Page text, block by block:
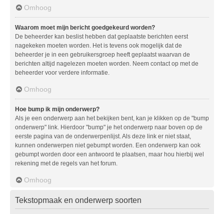
Omhoog
Waarom moet mijn bericht goedgekeurd worden?
De beheerder kan beslist hebben dat geplaatste berichten eerst
nagekeken moeten worden. Het is tevens ook mogelijk dat de
beheerder je in een gebruikersgroep heeft geplaatst waarvan de
berichten altijd nagelezen moeten worden. Neem contact op met de
beheerder voor verdere informatie.
Omhoog
Hoe bump ik mijn onderwerp?
Als je een onderwerp aan het bekijken bent, kan je klikken op de "bump
onderwerp" link. Hierdoor "bump" je het onderwerp naar boven op de
eerste pagina van de onderwerpenlijst. Als deze link er niet staat,
kunnen onderwerpen niet gebumpt worden. Een onderwerp kan ook
gebumpt worden door een antwoord te plaatsen, maar hou hierbij wel
rekening met de regels van het forum.
Omhoog
Tekstopmaak en onderwerp soorten